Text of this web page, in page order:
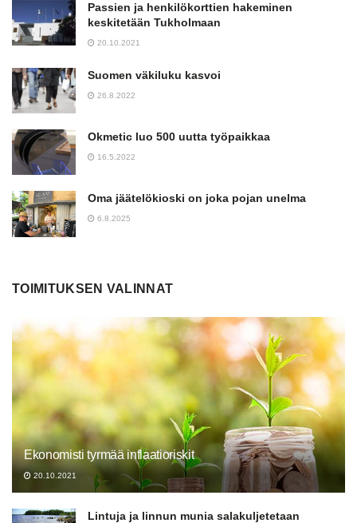
Passien ja henkilökorttien hakeminen
keskitetään Tukholmaan
20.10.2021
Suomen väkiluku kasvoi
26.8.2022
Okmetic luo 500 uutta työpaikkaa
16.5.2022
Oma jäätelökioski on joka pojan unelma
6.8.2025
TOIMITUKSEN VALINNAT
Ekonomisti tyrmää inflaatioriskit
20.10.2021
Lintuja ja linnun munia salakuljetetaan